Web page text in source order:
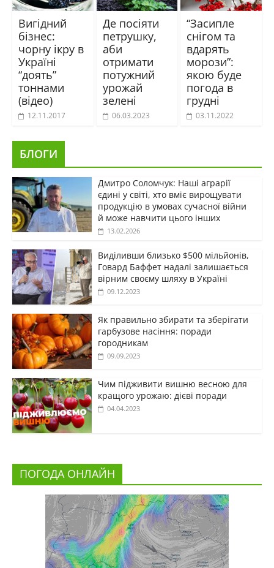
Вигідний
бізнес:
чорну ікру в
Україні
“доять”
тоннами
(відео)
12.11.2017
Де посіяти
петрушку,
аби
отримати
потужний
урожай
зелені
06.03.2023
“Засипле
снігом та
вдарять
морози”:
якою буде
погода в
грудні
03.11.2022
БЛОГИ
Дмитро Соломчук: Наші аграрії
єдині у світі, хто вміє вирощувати
продукцію в умовах сучасної війни
й може навчити цього інших
13.02.2026
Виділивши близько $500 мільйонів,
Говард Баффет надалі залишається
вірним своєму шляху в Україні
09.12.2023
Як правильно збирати та зберігати
гарбузове насіння: поради
городникам
09.09.2023
Чим підживити вишню весною для
кращого урожаю: дієві поради
04.04.2023
ПОГОДА ОНЛАЙН